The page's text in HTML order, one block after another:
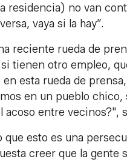
residencia) no van
vaya si la hay”.
reciente rueda de
tienen otro empleo,
esta rueda de
en un pueblo chico,
entre vecinos?",
esto es una
creer que la gente